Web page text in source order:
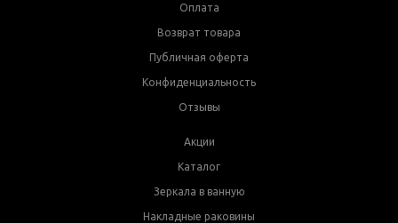
Оплата
Возврат товара
Публичная оферта
Конфиденциальность
Отзывы
Акции
Каталог
Зеркала в ванную
Накладные раковины